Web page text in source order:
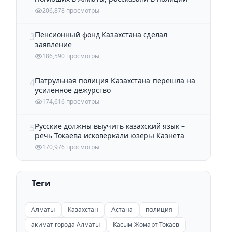
206,878 просмотры
3Пенсионный фонд Казахстана сделал
заявление
186,590 просмотры
4Патрульная полиция Казахстана перешла на
усиленное дежурство
174,616 просмотры
5Русские должны выучить казахский язык –
речь Токаева исковеркали юзеры Казнета
170,976 просмотры
Теги
Алматы Казахстан Астана
полиция
акимат города Алматы
Касым-Жомарт Токаев